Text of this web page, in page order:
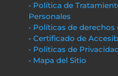
• Política de
Personales
• Políticas de
• Certificado de
• Políticas de
• Mapa del Sitio